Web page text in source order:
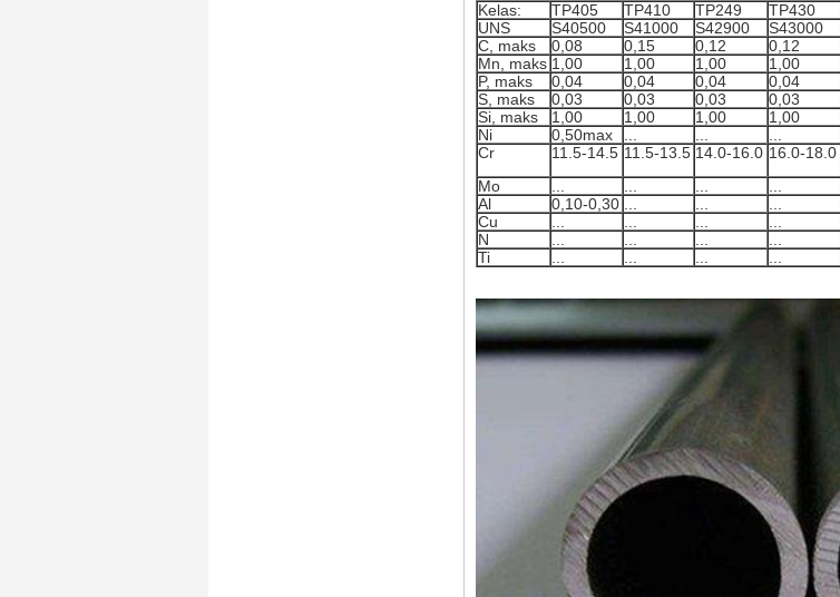
Kelas:
TP405 TP410 TP249 TP430
UNS
S40500 S41000 S42900 S43000
C, maks
0,08 0,15 0,12 0,12
Mn, maks 1,00 1,00 1,00 1,00
P, maks
0,04 0,04 0,04 0,04
S, maks
0,03 0,03 0,03 0,03
Si, maks
1,00 1,00 1,00 1,00
Ni
0,50max
Cr
11.5-14.5 11.5-13.5 14.0-16.0 16.0-18.0
Mo
Al
0,10-0,30
Cu
N
Ti